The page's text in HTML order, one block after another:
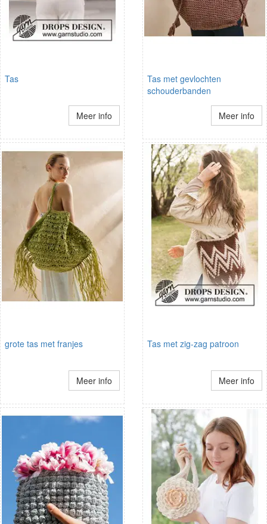
Tas
Meer info
Tas met gevlochten
schouderbanden
Meer info
grote tas met franjes
Meer info
Tas met zig-zag patroon
Meer info